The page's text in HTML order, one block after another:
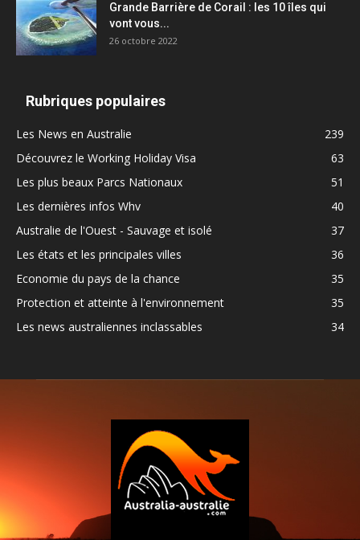
Grande Barrière de Corail : les 10 îles qui
vont vous...
26 octobre 2022
Rubriques populaires
Les News en Australie
239
Découvrez le Working Holiday Visa
63
Les plus beaux Parcs Nationaux
51
Les dernières infos Whv
40
Australie de l'Ouest - Sauvage et isolé
37
Les états et les principales villes
36
Economie du pays de la chance
35
Protection et atteinte à l'environnement
35
Les news australiennes inclassables
34